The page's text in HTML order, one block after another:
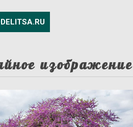
изображение